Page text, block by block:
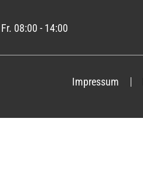
08:00 - 14:00
Impressum